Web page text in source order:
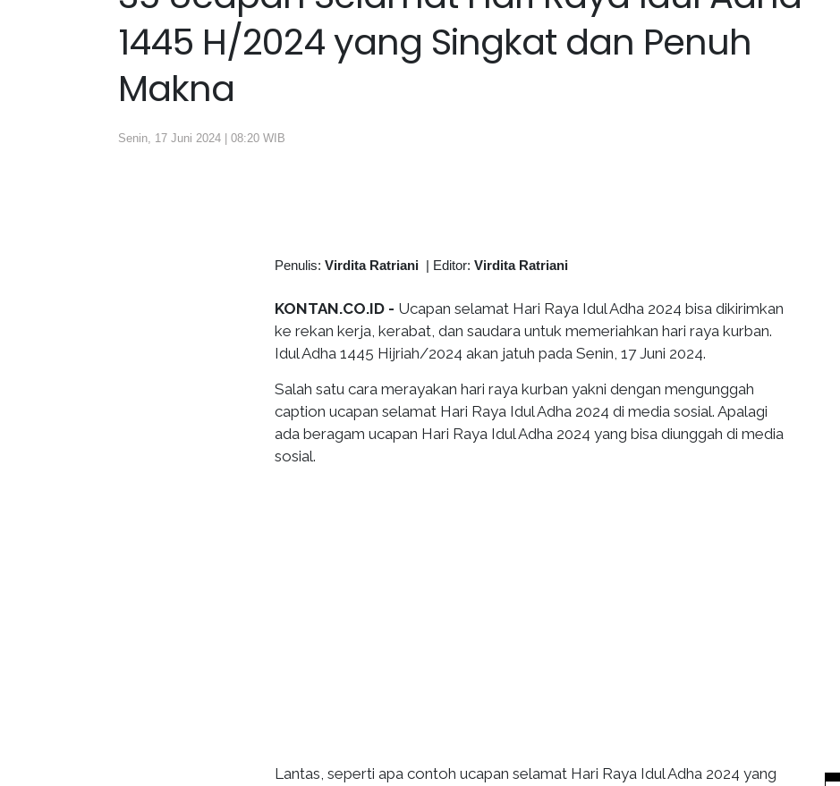
1445 H/2024 yang Singkat dan Penuh
Makna
Senin, 17 Juni 2024 | 08:20 WIB
Penulis: Virdita Ratriani | Editor: Virdita Ratriani
KONTAN.CO.ID - Ucapan selamat Hari Raya Idul Adha 2024 bisa dikirimkan
ke rekan kerja, kerabat, dan saudara untuk memeriahkan hari raya kurban.
Idul Adha 1445 Hijriah/2024 akan jatuh pada Senin, 17 Juni 2024.
Salah satu cara merayakan hari raya kurban yakni dengan mengunggah
caption ucapan selamat Hari Raya Idul Adha 2024 di media sosial. Apalagi
ada beragam ucapan Hari Raya Idul Adha 2024 yang bisa diunggah di media
sosial.
Lantas, seperti apa contoh ucapan selamat Hari Raya Idul Adha 2024 yang